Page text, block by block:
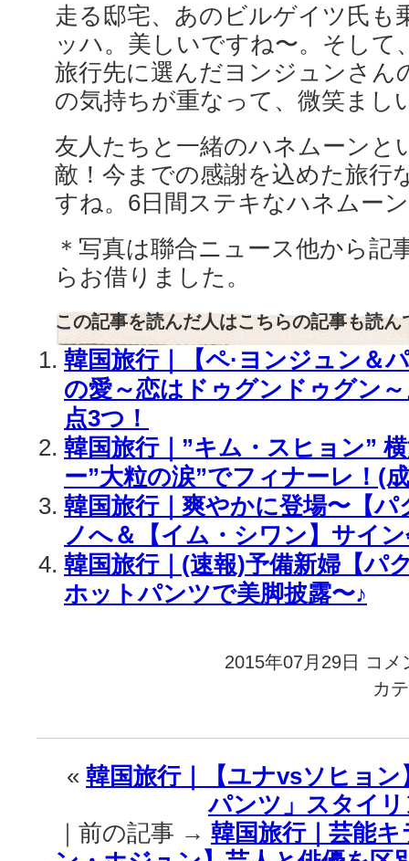
走る邸宅、あのビルゲイツ氏も
ッハ。美しいですね〜。そして
旅行先に選んだヨンジュンさん
の気持ちが重なって、微笑まし
友人たちと一緒のハネムーンと
敵！今までの感謝を込めた旅行
すね。6日間ステキなハネムー
＊写真は聯合ニュース他から記
らお借りました。
この記事を読んだ人はこちらの記事も読ん
韓国旅行｜【ペ·ヨンジュン＆
の愛～恋はドゥグンドゥグン
点3つ！
韓国旅行｜”キム・スヒョン”
ー”大粒の涙”でフィナーレ！(
韓国旅行｜爽やかに登場〜【
ノへ＆【イム・シワン】サイ
韓国旅行｜(速報)予備新婦【パ
ホットパンツで美脚披露〜♪
2015年07月29日
韓
旅
｜
·
ヨ
ン
ジ
コメ
カ
« 韓国旅行｜【ユナvsソヒョ
パンツ」スタイ
｜前の記事 → 韓国旅行｜芸能